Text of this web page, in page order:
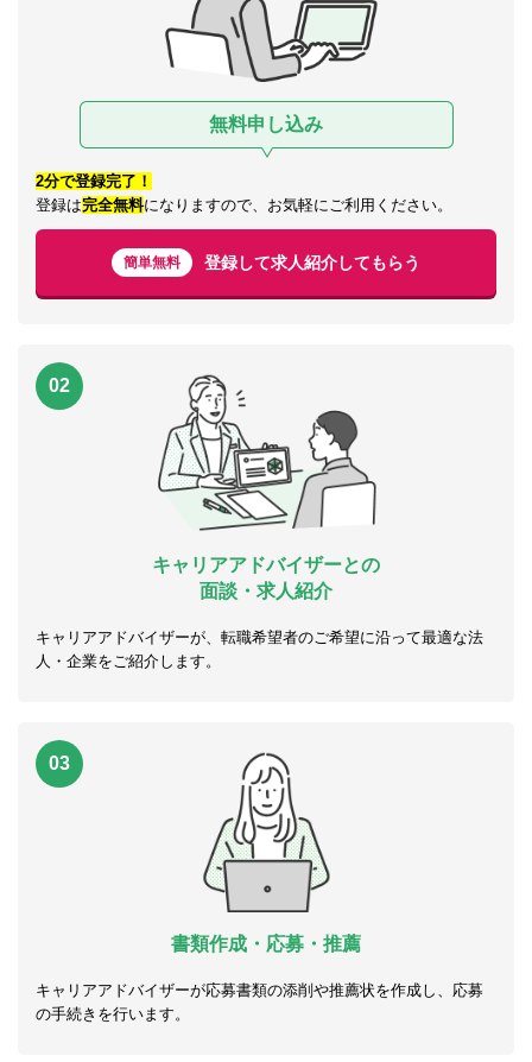
無料申し込み
2分で登録完了！
登録は完全無料になりますので、お気軽にご利用ください。
簡単無料 登録して求人紹介してもらう
02
キャリアアドバイザーとの
面談・求人紹介
キャリアアドバイザーが、転職希望者のご希望に沿って最適な法
人・企業をご紹介します。
03
書類作成・応募・推薦
キャリアアドバイザーが応募書類の添削や推薦状を作成し、応募
の手続きを行います。